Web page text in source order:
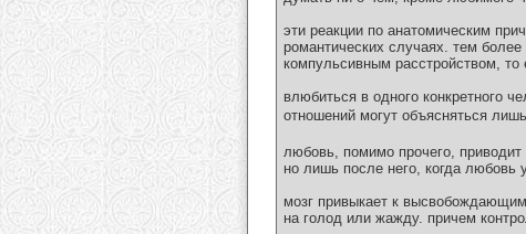
эти реакции по анатомическим
романтических случаях. тем
компульсивным расстройством,
влюбиться в одного конкретного
отношений могут объясняться
любовь, помимо прочего,
но лишь после него, когда любовь
мозг привыкает к
на голод или жажду. причем